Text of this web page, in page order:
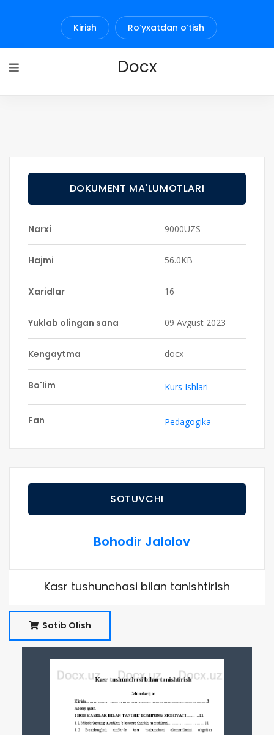
Kirish Roʻyxatdan oʻtish
Docx
DOKUMENT MA'LUMOTLARI
Narxi 9000UZS
Hajmi 56.0KB
Xaridlar 16
Yuklab olingan sana 09 Avgust 2023
Kengaytma docx
Bo'lim Kurs Ishlari
Fan Pedagogika
SOTUVCHI
Bohodir Jalolov
Kasr tushunchasi bilan tanishtirish
Sotib Olish